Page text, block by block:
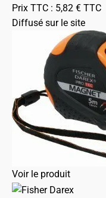
Prix TTC : 5,82 € TTC
Diffusé sur le site
Voir le produit